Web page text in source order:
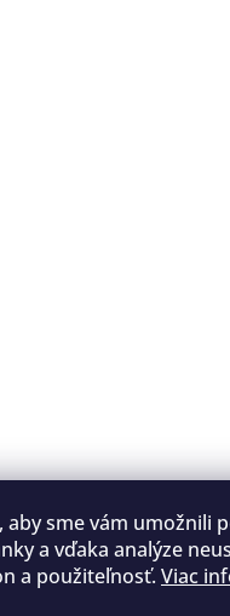
aby sme vám umožnili
a vďaka analýze
a použiteľnosť. Viac
podmienky Podmienky